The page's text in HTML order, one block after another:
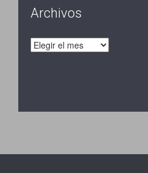
Archivos
Archivos